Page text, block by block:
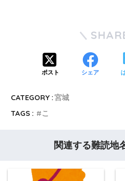
ポスト シェア
CATEGORY :宮城
TAGS :
こ
関連する難読地